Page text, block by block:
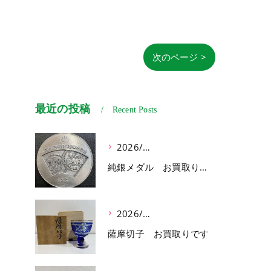
次のページ >
最近の投稿 Recent Posts
2026/07/03
純銀メダル お買取りです
2026/07/01
薩摩切子 お買取りです